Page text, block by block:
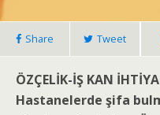
Share Tweet
ÖZÇELİK-İŞ KAN
Hastanelerde şifa